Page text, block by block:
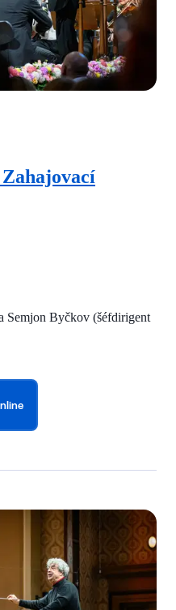
Semjon Byčkov (šéfdirigent